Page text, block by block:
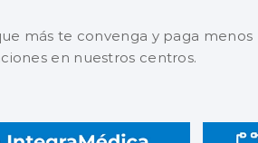
más te convenga y paga menos
en nuestros centros.